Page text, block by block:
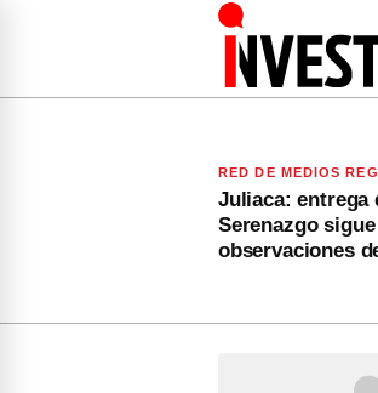
RED DE MEDIOS
Juliaca: entrega
Serenazgo
observaciones